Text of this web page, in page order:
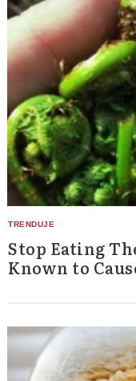
Stop Eating
Known to